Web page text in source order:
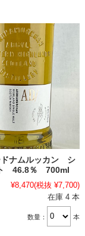
ドナムルッカン シ
46.8％ 700ml
¥8,470(税抜 ¥7,700)
在庫 4 本
数量： 本